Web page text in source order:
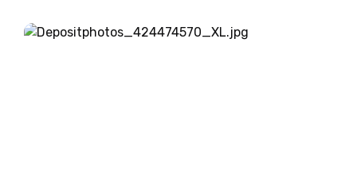
Pipistrela je bil nujna in je najboljša za zaposlene
in za okolico....